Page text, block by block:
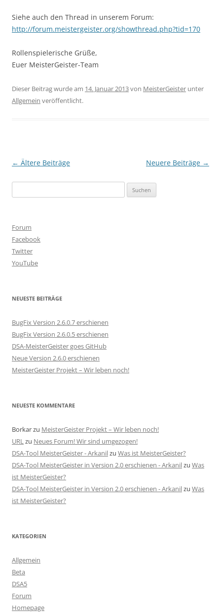
Siehe auch den Thread in unserem Forum:
http://forum.meistergeister.org/showthread.php?tid=170
Rollenspielerische Grüße,
Euer MeisterGeister-Team
Dieser Beitrag wurde am 14. Januar 2013von MeisterGeister unter
Allgemein veröffentlicht.
Beitragsnavigation
← Ältere Beiträge Neuere Beiträge →
nach:
Forum
Facebook
Twitter
YouTube
NEUESTE BEITRÄGE
BugFix Version 2.6.0.7 erschienen
BugFix Version 2.6.0.5 erschienen
DSA-MeisterGeister goes GitHub
Neue Version 2.6.0 erschienen
MeisterGeister Projekt – Wir leben noch!
NEUESTE KOMMENTARE
Borkarzu MeisterGeister Projekt – Wir leben noch!
URLzu Neues Forum! Wir sind umgezogen!
DSA-Tool MeisterGeister - Arkanilzu Was ist MeisterGeister?
DSA-Tool MeisterGeister in Version 2.0 erschienen - Arkanilzu Was
ist MeisterGeister?
DSA-Tool MeisterGeister in Version 2.0 erschienen - Arkanilzu Was
ist MeisterGeister?
KATEGORIEN
Allgemein
Beta
DSA5
Forum
Homepage